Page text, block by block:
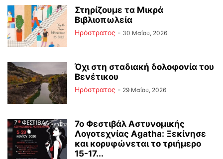
Στηρίζουμε τα Μικρά
Βιβλιοπωλεία
Ηρόστρατος - 30 Μαΐου, 2026
Όχι στη σταδιακή δολοφονία του
Βενέτικου
Ηρόστρατος - 29 Μαΐου, 2026
7ο Φεστιβάλ Αστυνομικής
Λογοτεχνίας Agatha: Ξεκίνησε
και κορυφώνεται το τριήμερο
15-17...